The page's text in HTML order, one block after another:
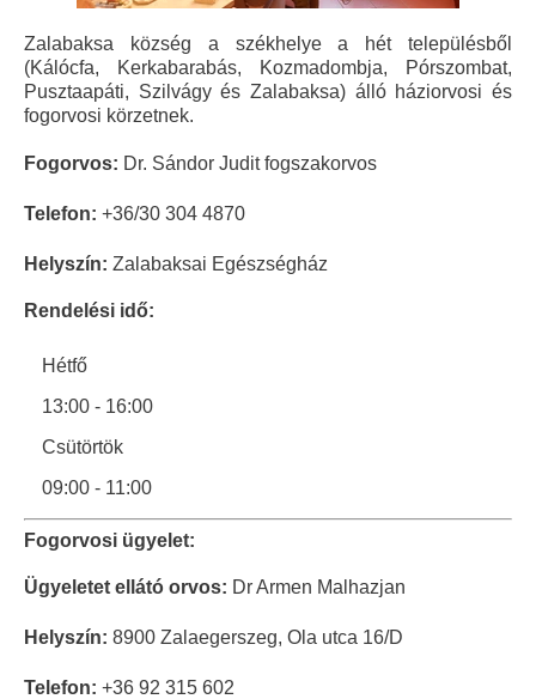
Zalabaksa község a székhelye a hét településből
(Kálócfa, Kerkabarabás, Kozmadombja, Pórszombat,
Pusztaapáti, Szilvágy és Zalabaksa) álló háziorvosi és
fogorvosi körzetnek.
Fogorvos: Dr. Sándor Judit fogszakorvos
Telefon: +36/30 304 4870
Helyszín: Zalabaksai Egészségház
Rendelési idő:
Hétfő
13:00 - 16:00
Csütörtök
09:00 - 11:00
Fogorvosi ügyelet:
Ügyeletet ellátó orvos: Dr Armen Malhazjan
Helyszín: 8900 Zalaegerszeg, Ola utca 16/D
Telefon: +36 92 315 602